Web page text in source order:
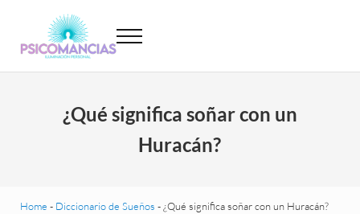
Psicomancias
Menu
¿Qué significa soñar con un
Huracán?
Home - Diccionario de Sueños -¿Qué significa soñar con un Huracán?